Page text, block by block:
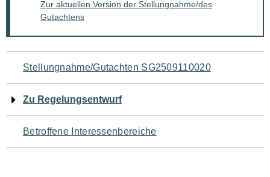
Zur aktuellen Version der Stellungnahme/des
Gutachtens
Navigation
für
den
Seiteninhalt
Stellungnahme/Gutachten SG2509110020
Zu Regelungsentwurf
Betroffene Interessenbereiche